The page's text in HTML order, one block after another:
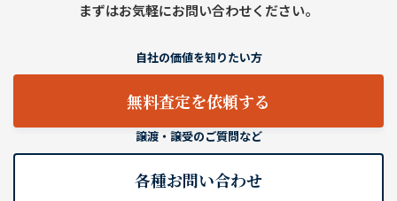
まずはお気軽にお問い合わせください。
自社の価値を知りたい方
無料査定を依頼する
譲渡・譲受のご質問など
各種お問い合わせ